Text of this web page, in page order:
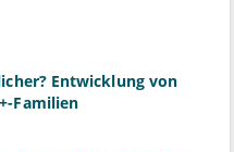
Entwicklung von
Familien